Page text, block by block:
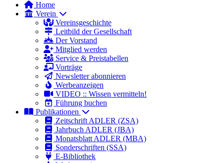
Home
Verein
Vereinsgeschichte
Leitbild der Gesellschaft
Der Vorstand
Mitglied werden
Service & Preistabellen
Vorträge
Newsletter abonnieren
Werbeanzeigen
VIDEO :: Wissen vermitteln!
Führung buchen
Publikationen
Zeitschrift ADLER (ZSA)
Jahrbuch ADLER (JBA)
Monatsblatt ADLER (MBA)
Sonderschriften (SSA)
E-Bibliothek